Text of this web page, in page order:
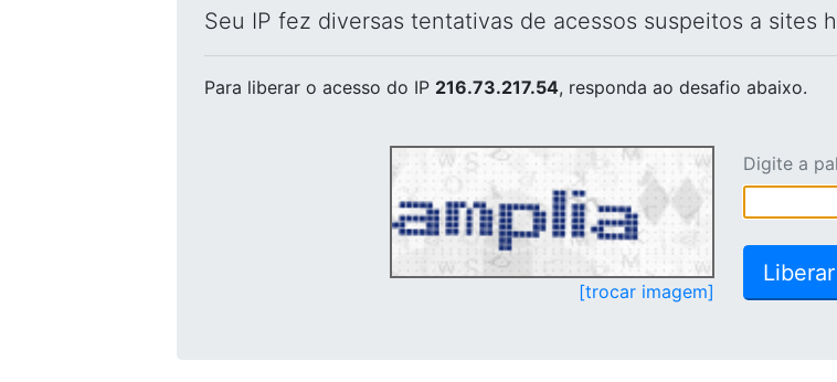
Seu IP fez diversas tentativas de acessos suspeitos a sites
Para liberar o acesso do IP 216.73.217.54, responda ao desafio abaixo.
[trocar imagem]
Digite a